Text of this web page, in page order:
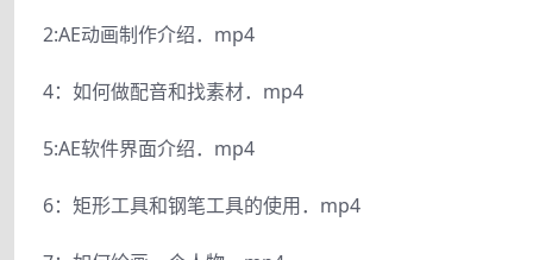
2:AE动画制作介绍．mp4
4：如何做配音和找素材．mp4
5:AE软件界面介绍．mp4
6：矩形工具和钢笔工具的使用．mp4